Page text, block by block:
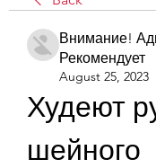
Внимание!
Рекомендует
August 25, 2023
Худеют
шейного